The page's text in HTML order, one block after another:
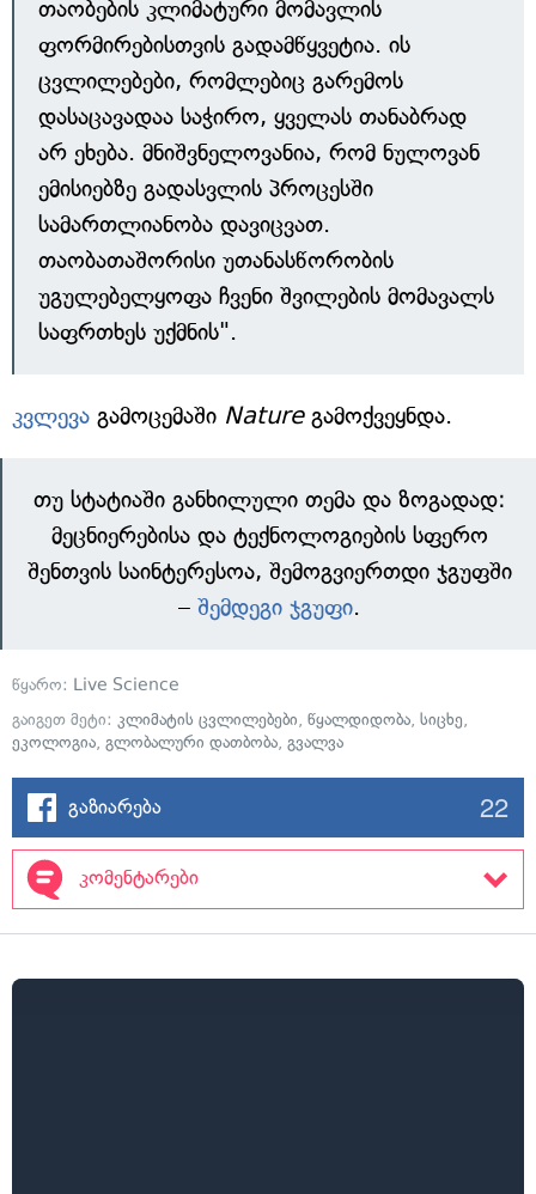
თაობების კლიმატური მომავლის
ფორმირებისთვის გადამწყვეტია. ის
ცვლილებები, რომლებიც გარემოს
დასაცავადაა საჭირო, ყველას თანაბრად
არ ეხება. მნიშვნელოვანია, რომ ნულოვან
ემისიებზე გადასვლის პროცესში
სამართლიანობა დავიცვათ.
თაობათაშორისი უთანასწორობის
უგულებელყოფა ჩვენი შვილების მომავალს
საფრთხეს უქმნის".
კვლევა გამოცემაში Natureგამოქვეყნდა.
თუ სტატიაში განხილული თემა და ზოგადად:
მეცნიერებისა და ტექნოლოგიების სფერო
შენთვის საინტერესოა, შემოგვიერთდი ჯგუფში
– შემდეგი ჯგუფი.
წყარო: Live Science
გაიგეთ მეტი: კლიმატის ცვლილებები, წყალდიდობა, სიცხე,
ეკოლოგია, გლობალური დათბობა, გვალვა
გაზიარება 22
კომენტარები